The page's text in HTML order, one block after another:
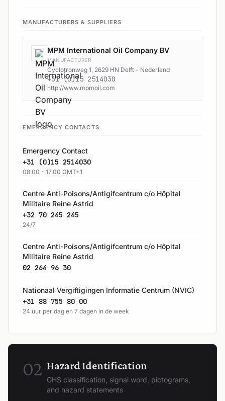
MANUFACTURERS & SUPPLIERS
MPM International Oil Company BV
MANUFACTURER
Cyclotronweg 1, 2629 HN Delft - Nederland
+31 (0)15 2514030
http://www.mpmoil.com
EMERGENCY CONTACTS
Emergency Contact
+31 (0)15 2514030
08.00 - 17.00 GMT+1
Centre Anti-Poisons/Antigifcentrum c/o Hôpital
Militaire Reine Astrid
+32 70 245 245
24/7
Centre Anti-Poisons/Antigifcentrum c/o Hôpital
Militaire Reine Astrid
02 264 96 30
Nationaal Vergiftigingen Informatie Centrum (NVIC)
+31 88 755 80 00
24 uur per dag en 7 dagen in de week
02 Hazard Identification
GHS classification, signal word, pictograms,
and hazard statements